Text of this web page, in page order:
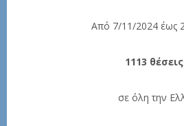
Από 7/11/2024 έως
1113 θέσεις
σε όλη την